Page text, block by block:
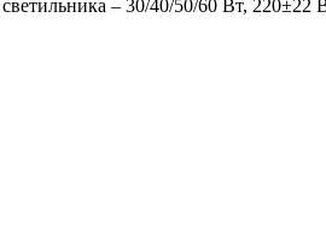
– 30/40/50/60 Вт, 220±22